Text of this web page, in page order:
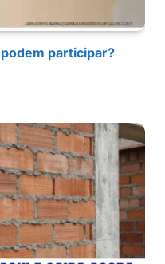
participar?